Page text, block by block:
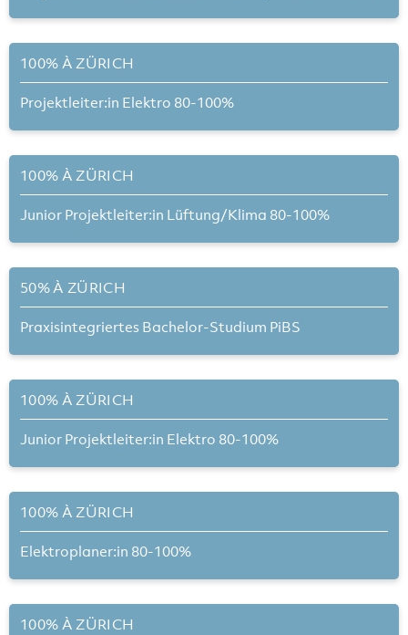
100% À ZÜRICH
Projektleiter:in Elektro 80-100%
100% À ZÜRICH
Junior Projektleiter:in Lüftung/Klima 80-100%
50% À ZÜRICH
Praxisintegriertes Bachelor-Studium PiBS
100% À ZÜRICH
Junior Projektleiter:in Elektro 80-100%
100% À ZÜRICH
Elektroplaner:in 80-100%
100% À ZÜRICH